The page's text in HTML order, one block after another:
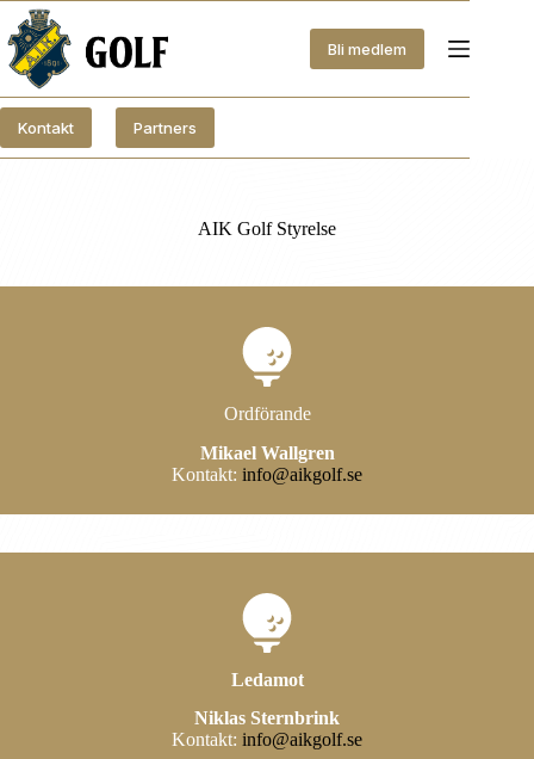
Hoppa
till
innehåll
Bli medlem
Kontakt Partners
AIK Golf Styrelse
Ordförande
Mikael Wallgren
Kontakt: info@aikgolf.se
Ledamot
Niklas Sternbrink
Kontakt: info@aikgolf.se